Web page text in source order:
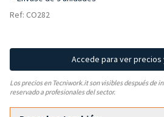
Ref: CO282
Accede para ver precios
Los precios en Tecniwork.it son visibles después de
reservado a profesionales del sector.